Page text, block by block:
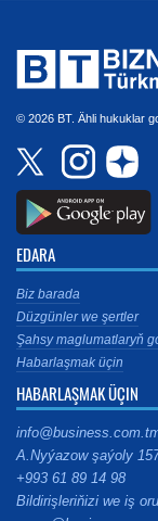
© 2026 BT. Ähli hukuklar
EDARA
Biz barada
Düzgünler we şertler
Şahsy maglumatlaryň
Habarlaşmak üçin
HABARLAŞMAK ÜÇIN
A.Nyýazow şaýoly
+993 61 89 14 98
Bildirişleriňizi we iş